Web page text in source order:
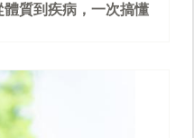
質到疾病，一次搞懂